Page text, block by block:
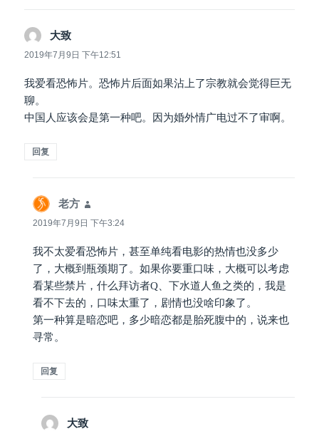
大致
道：
2019年7月9日 下午12:51
我爱看恐怖片。恐怖片后面如果沾上了宗教就会觉得巨无
聊。
中国人应该会是第一种吧。因为婚外情广电过不了审啊。
回复
老方
道：
2019年7月9日 下午3:24
我不太爱看恐怖片，甚至单纯看电影的热情也没多少
了，大概到瓶颈期了。如果你要重口味，大概可以考虑
看某些禁片，什么拜访者Q、下水道人鱼之类的，我是
看不下去的，口味太重了，剧情也没啥印象了。
第一种算是暗恋吧，多少暗恋都是胎死腹中的，说来也
寻常。
回复
大致